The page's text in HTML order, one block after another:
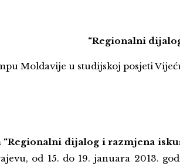
“Regionalni
Moldavije u studijskoj posjeti
“Regionalni dijalog i razmjena
od 15. do 19. januara 2013.